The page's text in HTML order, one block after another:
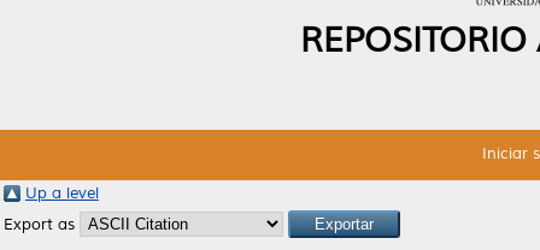
Iniciar
Up a level
Export as